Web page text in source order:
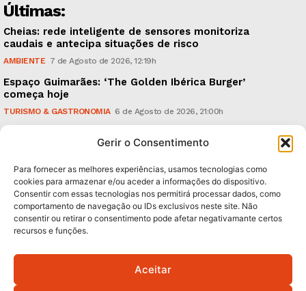
Gerir o Consentimento
Para fornecer as melhores experiências, usamos tecnologias como
cookies para armazenar e/ou aceder a informações do dispositivo.
Consentir com essas tecnologias nos permitirá processar dados, como
comportamento de navegação ou IDs exclusivos neste site. Não
consentir ou retirar o consentimento pode afetar negativamante certos
recursos e funções.
Aceitar
Últimas:
Cheias: rede inteligente de sensores monitoriza
caudais e antecipa situações de risco
AMBIENTE 7 de Agosto de 2026, 12:19h
Espaço Guimarães: ‘The Golden Ibérica Burger’
começa hoje
TURISMO & GASTRONOMIA 6 de Agosto de 2026, 21:00h
Subscreva Newsletter:
QUERO ADERIR